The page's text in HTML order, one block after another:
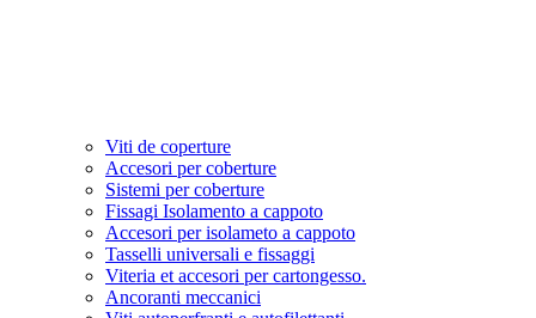
Viti de coperture
Accesori per coberture
Sistemi per coberture
Fissagi Isolamento a cappoto
Accesori per isolameto a cappoto
Tasselli universali e fissaggi
Viteria et accesori per cartongesso.
Ancoranti meccanici